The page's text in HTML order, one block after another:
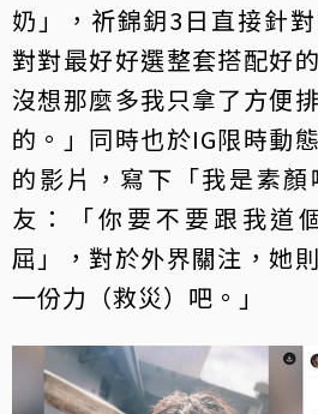
奶」，祈錦鈅3日直接針
對對最好好選整套搭配好
沒想那麼多我只拿了方便
的。」同時也於IG限時動
的影片，寫下「我是素
友：「你要不要跟我道
屈」，對於外界關注，她
一份力（救災）吧。」